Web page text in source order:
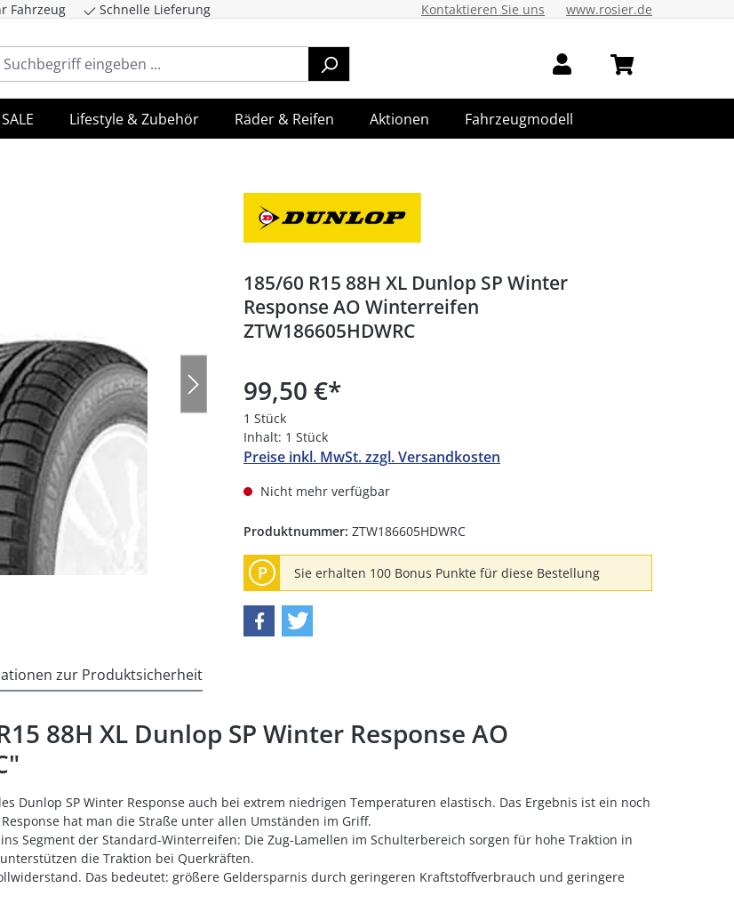
Hauptnavigation springen
Fahrzeug Schnelle Lieferung Kontaktieren Sie uns www.rosier.de
SALE Lifestyle & Zubehör Räder & Reifen Aktionen Fahrzeugmodell
185/60 R15 88H XL Dunlop SP Winter
Response AO Winterreifen
ZTW186605HDWRC
99,50 €*
1 Stück
Inhalt: 1 Stück
Preise inkl. MwSt. zzgl. Versandkosten
Nicht mehr verfügbar
Produktnummer: ZTW186605HDWRC
P Sie erhalten 100 Bonus Punkte für diese Bestellung
zur Produktsicherheit
88H XL Dunlop SP Winter Response AO
Dunlop SP Winter Response auch bei extrem niedrigen Temperaturen elastisch. Das Ergebnis ist ein noch
hat man die Straße unter allen Umständen im Griff.
Segment der Standard-Winterreifen: Die Zug-Lamellen im Schulterbereich sorgen für hohe Traktion in
die Traktion bei Querkräften.
Das bedeutet: größere Geldersparnis durch geringeren Kraftstoffverbrauch und geringere